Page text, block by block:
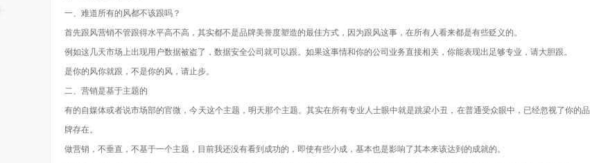
一、难道所有的风都不该跟吗？
首先跟风营销不管跟得水平高不高，其实都不是品牌美誉度塑造的最佳方式，因为跟风这事，在所有人看来都是有些贬义的。
例如这几天市场上出现用户数据被盗了，数据安全公司就可以跟。如果这事情和你的公司业务直接相关，你能表现出足够专业，请大胆跟。
是你的风你就跟，不是你的风，请止步。
二、营销是基于主题的
有的自媒体或者说市场部的官微，今天这个主题，明天那个主题。其实在所有专业人士眼中就是跳梁小丑，在普通受众眼中，已经忽视了你的品
牌存在。
做营销，不垂直，不基于一个主题，目前我还没有看到成功的，即使有些小成，基本也是影响了其本来该达到的成就的。